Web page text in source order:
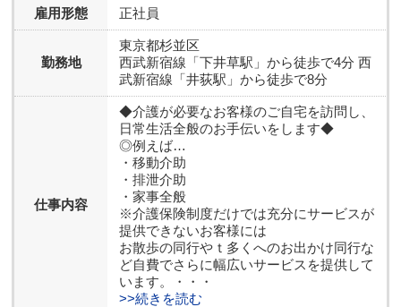
雇用形態 正社員
勤務地
東京都杉並区
西武新宿線「下井草駅」から徒歩で4分 西
武新宿線「井荻駅」から徒歩で8分
仕事内容
◆介護が必要なお客様のご自宅を訪問し、
日常生活全般のお手伝いをします◆
◎例えば…
・移動介助
・排泄介助
・家事全般
※介護保険制度だけでは充分にサービスが
提供できないお客様には
お散歩の同行やｔ多くへのお出かけ同行な
ど自費でさらに幅広いサービスを提供して
います。・・・
>>続きを読む